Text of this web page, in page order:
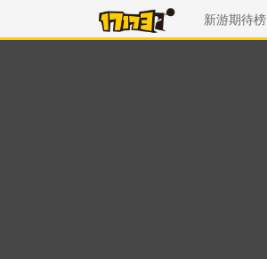
新游期待榜